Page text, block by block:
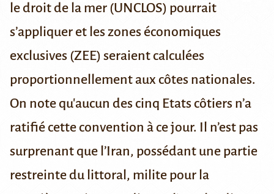
le droit de la mer (UNCLOS) pourrait
s’appliquer et les zones économiques
exclusives (ZEE) seraient calculées
proportionnellement aux côtes nationales.
On note qu'aucun des cinq Etats côtiers n’a
ratifié cette convention à ce jour. Il n’est pas
surprenant que l’Iran, possédant une partie
restreinte du littoral, milite pour la